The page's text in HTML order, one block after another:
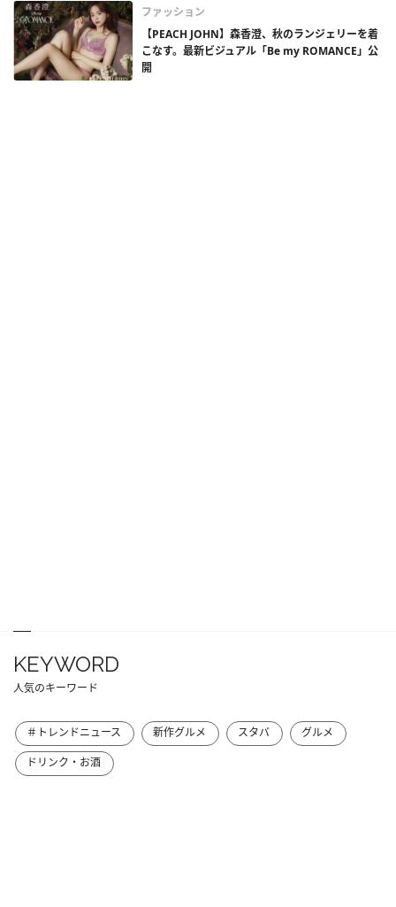
ファッション
【PEACH JOHN】森香澄、秋のランジェリーを着
こなす。最新ビジュアル「Be my ROMANCE」公
開
KEYWORD
人気のキーワード
＃トレンドニュース 新作グルメ スタバ
グルメ
ドリンク・お酒